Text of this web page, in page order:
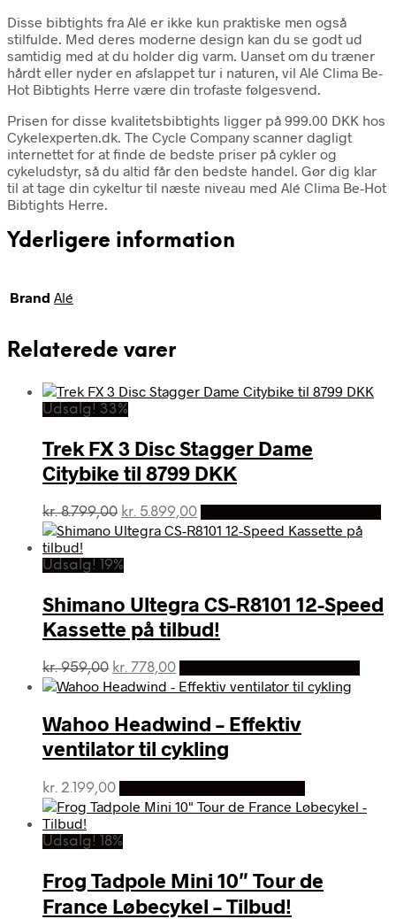
Disse bibtights fra Alé er ikke kun praktiske men også
stilfulde. Med deres moderne design kan du se godt ud
samtidig med at du holder dig varm. Uanset om du træner
hårdt eller nyder en afslappet tur i naturen, vil Alé Clima Be-
Hot Bibtights Herre være din trofaste følgesvend.
Prisen for disse kvalitetsbibtights ligger på 999.00 DKK hos
Cykelexperten.dk. The Cycle Company scanner dagligt
internettet for at finde de bedste priser på cykler og
cykeludstyr, så du altid får den bedste handel. Gør dig klar
til at tage din cykeltur til næste niveau med Alé Clima Be-Hot
Bibtights Herre.
Yderligere information
Brand Alé
Relaterede varer
Udsalg! 33%
Trek FX 3 Disc Stagger Dame
Citybike til 8799 DKK
kr.8.799,00 Den
oprindelige
var:
kr. 5.899,00Den
aktuelle
Udsalg! 19%
Shimano Ultegra CS-R8101 12-Speed
Kassette på tilbud!
kr.959,00 Den
oprindelige
var:
kr. 959,00.
kr. 778,00Den
aktuelle
er:
kr. 778,00.
Wahoo Headwind – Effektiv
ventilator til cykling
kr. 2.199,00
Udsalg! 18%
Frog Tadpole Mini 10″ Tour de
France Løbecykel – Tilbud!